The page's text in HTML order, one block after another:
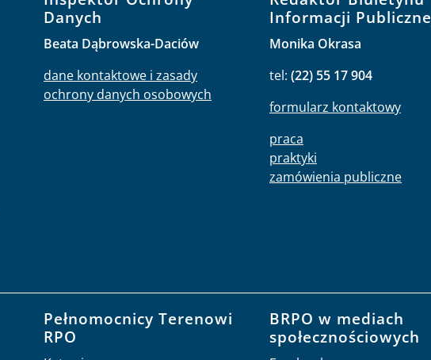
Danych
Beata Dąbrowska-Daciów
dane kontaktowe i zasady
ochrony danych osobowych
Informacji
Monika Okrasa
tel: (22) 55 17 904
formularz kontaktowy
praca
praktyki
zamówienia publiczne
Pełnomocnicy Terenowi
RPO
BRPO w mediach
społecznościowych